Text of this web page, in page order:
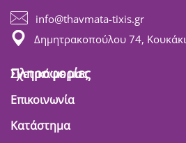
info@thavmata-tixis.gr
Δημητρακοπούλου 74, Κουκάκι
Πληροφορίες
Σχετικά με μας
Επικοινωνία
Κατάστημα